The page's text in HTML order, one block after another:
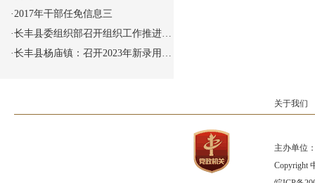
·2017年干部任免信息三
·长丰县委组织部召开组织工作推进…
·长丰县杨庙镇：召开2023年新录用…
关于我们
主办单位
Copyright